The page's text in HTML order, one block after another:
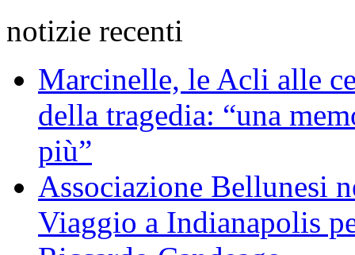
notizie recenti
Marcinelle, le Acli alle
della tragedia: “una
più”
Associazione Bellunesi
Viaggio a Indianapolis